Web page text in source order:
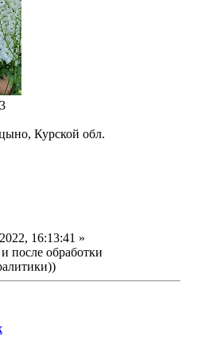
Курской обл.
16:13:41 »
после обработки